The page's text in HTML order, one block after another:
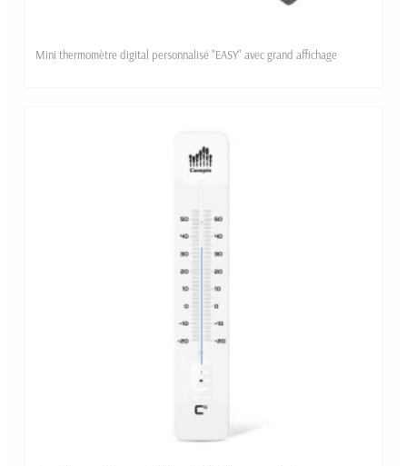
Mini thermomètre digital personnalisé "EASY" avec grand affichage